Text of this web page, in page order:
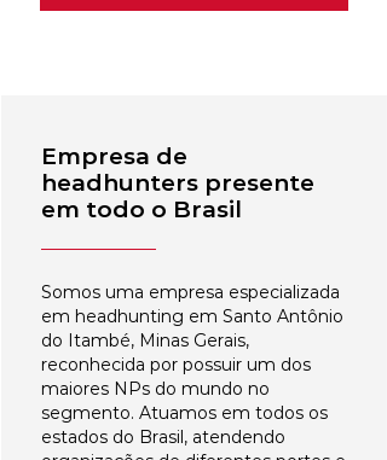
Empresa de
headhunters presente
em todo o Brasil
Somos uma empresa especializada
em headhunting em Santo Antônio
do Itambé, Minas Gerais,
reconhecida por possuir um dos
maiores NPs do mundo no
segmento. Atuamos em todos os
estados do Brasil, atendendo